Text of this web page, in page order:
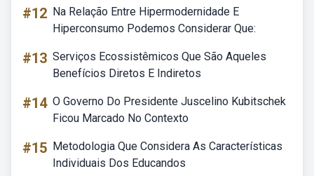
#12 Na Relação Entre Hipermodernidade E
Hiperconsumo Podemos Considerar Que:
#13 Serviços Ecossistêmicos Que São Aqueles
Benefícios Diretos E Indiretos
#14 O Governo Do Presidente Juscelino Kubitschek
Ficou Marcado No Contexto
#15 Metodologia Que Considera As Características
Individuais Dos Educandos